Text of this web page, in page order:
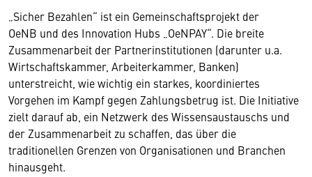
„Sicher Bezahlen“ ist ein Gemeinschaftsprojekt der
OeNB und des Innovation Hubs „OeNPAY“. Die breite
Zusammenarbeit der Partnerinstitutionen (darunter u.a.
Wirtschaftskammer, Arbeiterkammer, Banken)
unterstreicht, wie wichtig ein starkes, koordiniertes
Vorgehen im Kampf gegen Zahlungsbetrug ist. Die Initiative
zielt darauf ab, ein Netzwerk des Wissensaustauschs und
der Zusammenarbeit zu schaffen, das über die
traditionellen Grenzen von Organisationen und Branchen
hinausgeht.